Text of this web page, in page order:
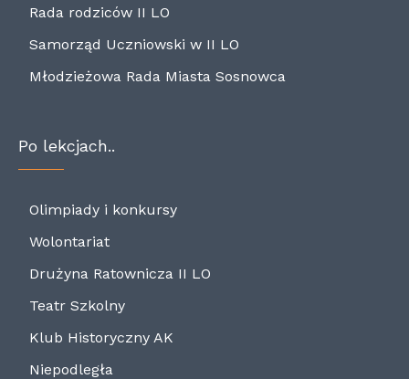
Rada rodziców II LO
Samorząd Uczniowski w II LO
Młodzieżowa Rada Miasta Sosnowca
Po lekcjach..
Olimpiady i konkursy
Wolontariat
Drużyna Ratownicza II LO
Teatr Szkolny
Klub Historyczny AK
Niepodległa